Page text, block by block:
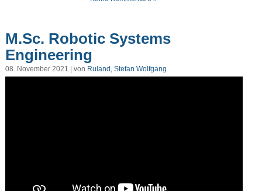
M.Sc. Robotic Systems
Engineering
08. November 2021 | von Ruland, Stefan Wolfgang